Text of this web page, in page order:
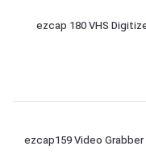
کارت کپچر ایزدکپ 159 ezcap159 Video Grabber